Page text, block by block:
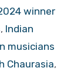
winner
, Indian
musicians
Chaurasia,